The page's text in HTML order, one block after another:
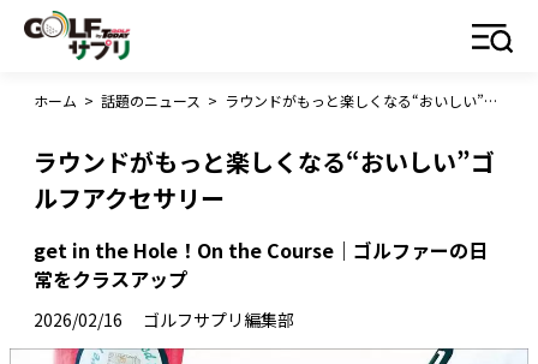
ホーム > 話題のニュース > ラウンドがもっと楽しくなる“おいしい”ゴルフアクセサリー
ラウンドがもっと楽しくなる“おいしい”ゴ
ルフアクセサリー
get in the Hole！On the Course｜ゴルファーの日
常をクラスアップ
2026/02/16 ゴルフサプリ編集部